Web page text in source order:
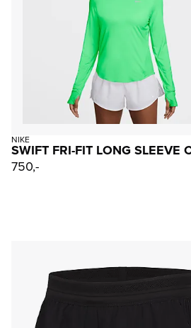
NIKE
SWIFT FRI-FIT LONG SLEEVE
750,-